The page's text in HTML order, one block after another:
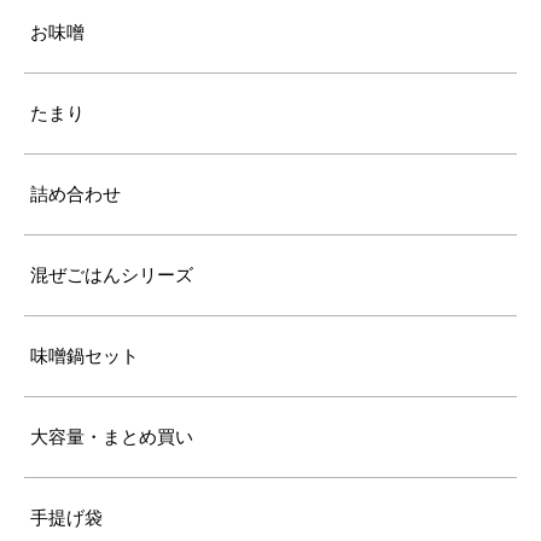
お味噌
たまり
詰め合わせ
混ぜごはんシリーズ
味噌鍋セット
大容量・まとめ買い
手提げ袋